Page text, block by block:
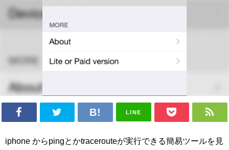
LINE
iphone からpingとかtracerouteが実行できる簡易ツールを見